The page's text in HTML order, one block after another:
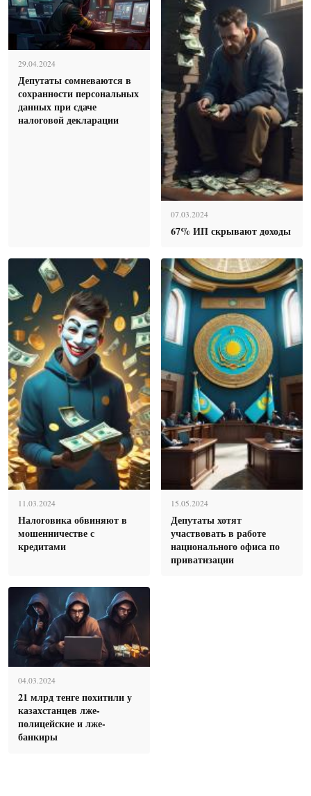
29.04.2024
Депутаты сомневаются в
сохранности персональных
данных при сдаче
налоговой декларации
07.03.2024
67% ИП скрывают доходы
11.03.2024
Налоговика обвиняют в
мошенничестве с
кредитами
15.05.2024
Депутаты хотят
участвовать в работе
национального офиса по
приватизации
04.03.2024
21 млрд тенге похитили у
казахстанцев лже-
полицейские и лже-
банкиры